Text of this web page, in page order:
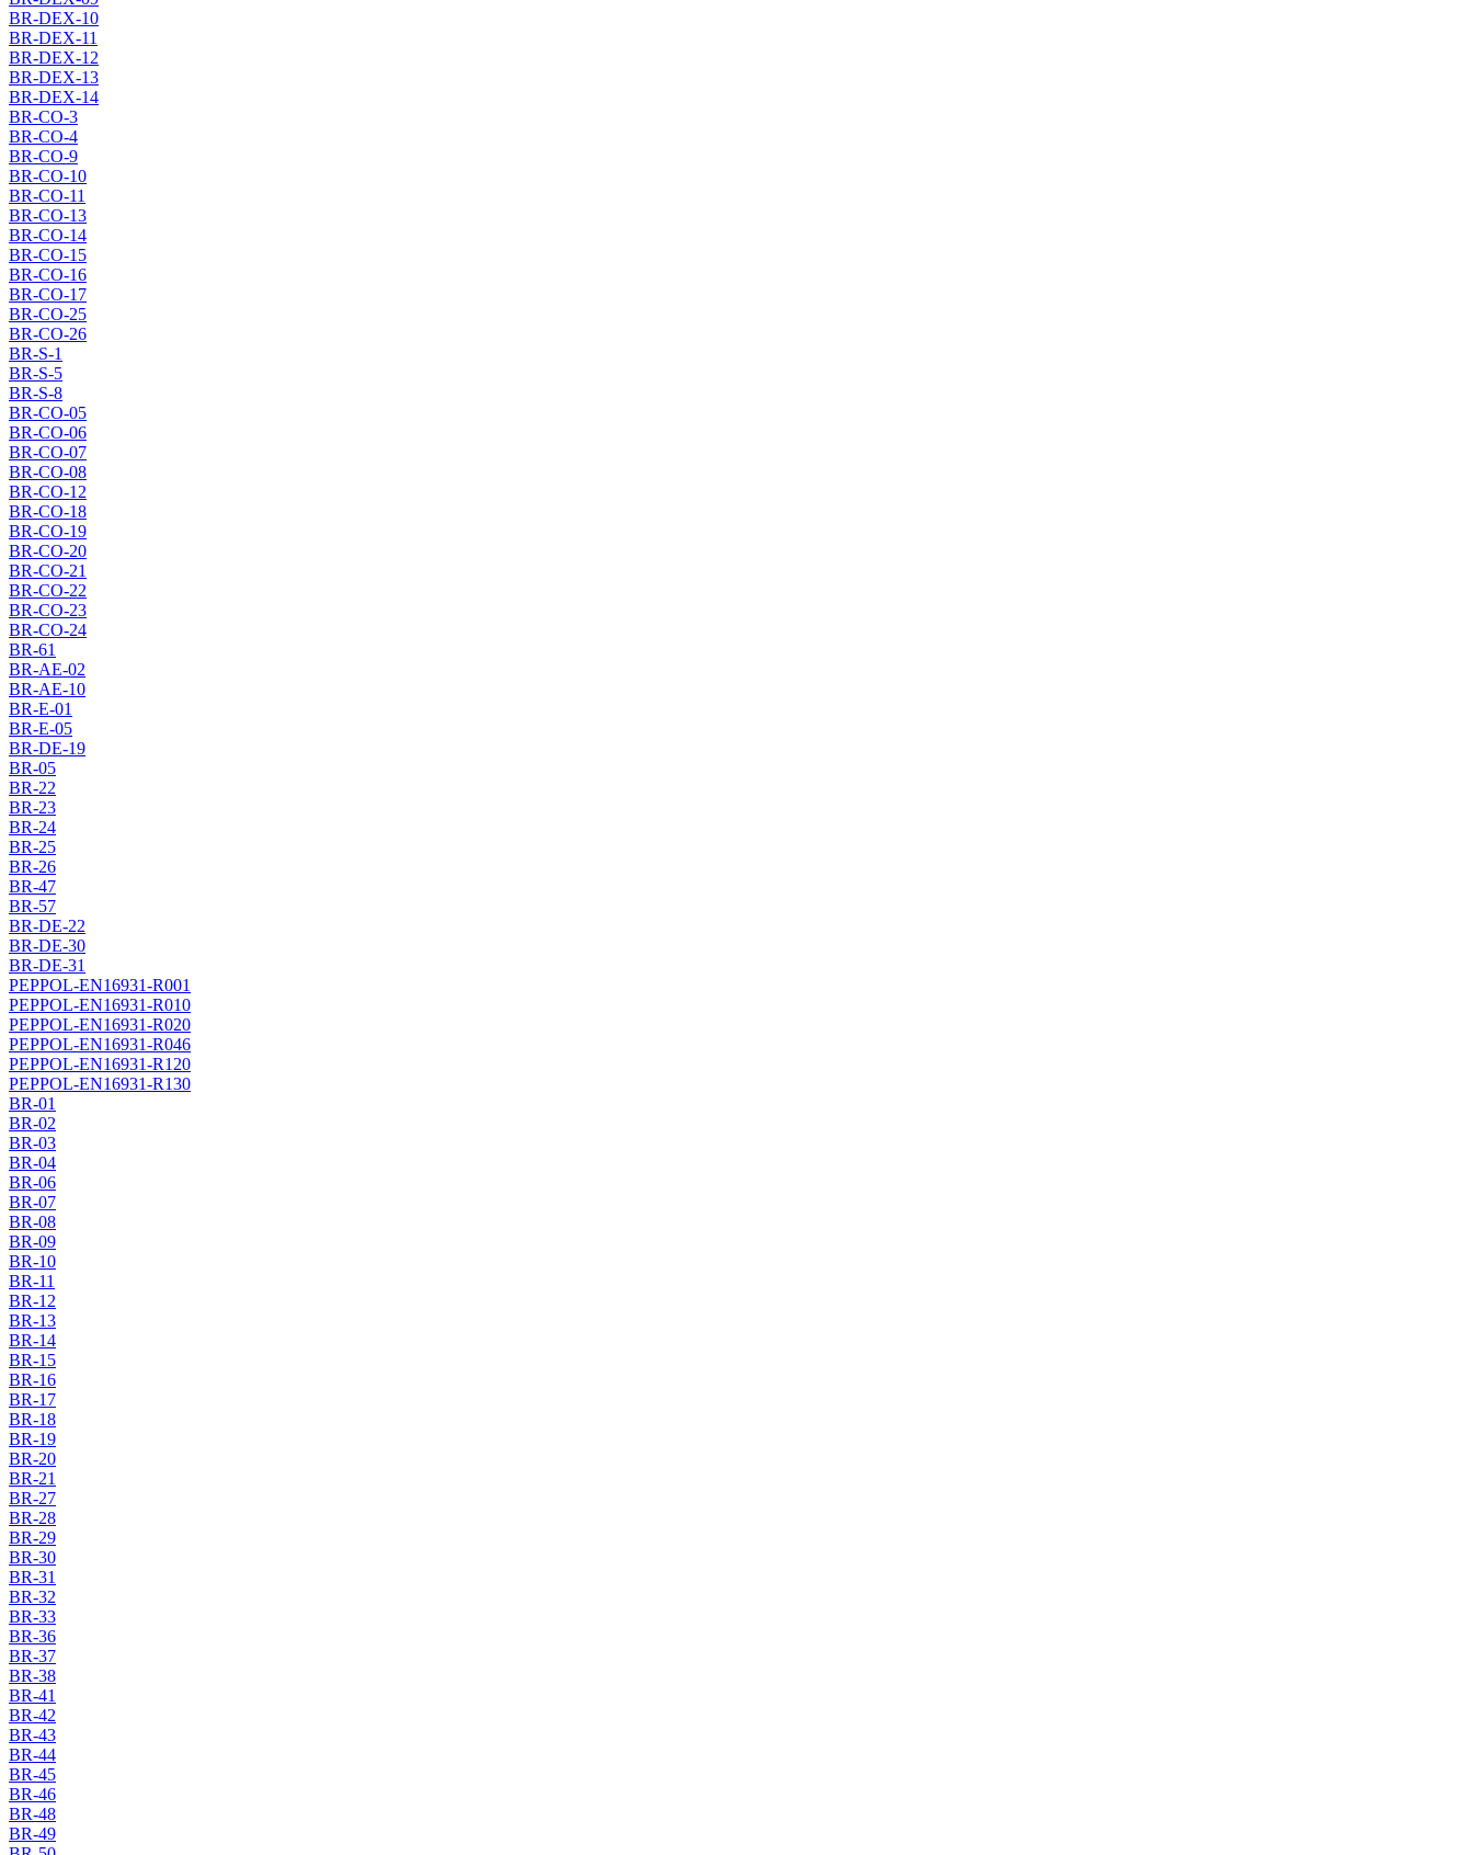
BR-DEX-10
BR-DEX-11
BR-DEX-12
BR-DEX-13
BR-DEX-14
BR-CO-3
BR-CO-4
BR-CO-9
BR-CO-10
BR-CO-11
BR-CO-13
BR-CO-14
BR-CO-15
BR-CO-16
BR-CO-17
BR-CO-25
BR-CO-26
BR-S-1
BR-S-5
BR-S-8
BR-CO-05
BR-CO-06
BR-CO-07
BR-CO-08
BR-CO-12
BR-CO-18
BR-CO-19
BR-CO-20
BR-CO-21
BR-CO-22
BR-CO-23
BR-CO-24
BR-61
BR-AE-02
BR-AE-10
BR-E-01
BR-E-05
BR-DE-19
BR-05
BR-22
BR-23
BR-24
BR-25
BR-26
BR-47
BR-57
BR-DE-22
BR-DE-30
BR-DE-31
PEPPOL-EN16931-R001
PEPPOL-EN16931-R010
PEPPOL-EN16931-R020
PEPPOL-EN16931-R046
PEPPOL-EN16931-R120
PEPPOL-EN16931-R130
BR-01
BR-02
BR-03
BR-04
BR-06
BR-07
BR-08
BR-09
BR-10
BR-11
BR-12
BR-13
BR-14
BR-15
BR-16
BR-17
BR-18
BR-19
BR-20
BR-21
BR-27
BR-28
BR-29
BR-30
BR-31
BR-32
BR-33
BR-36
BR-37
BR-38
BR-41
BR-42
BR-43
BR-44
BR-45
BR-46
BR-48
BR-49